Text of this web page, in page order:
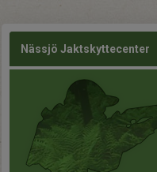
Nässjö Jaktskyttecenter